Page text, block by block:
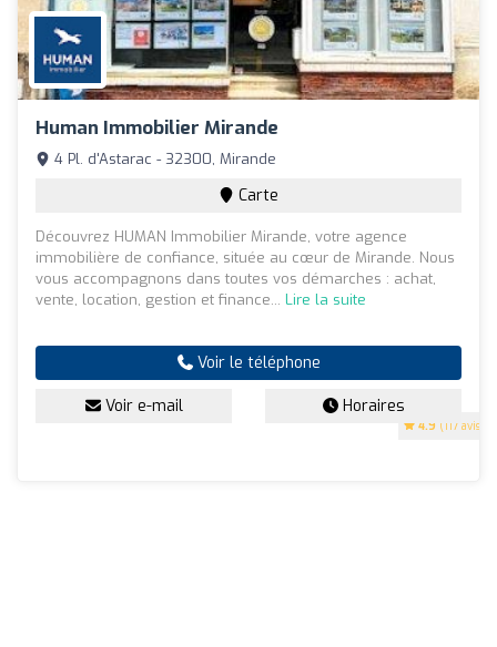
Human Immobilier Mirande
4.9 (117 avis)
4 Pl. d'Astarac - 32300, Mirande
Carte
Découvrez HUMAN Immobilier Mirande, votre agence
immobilière de confiance, située au cœur de Mirande. Nous
vous accompagnons dans toutes vos démarches : achat,
vente, location, gestion et finance... Lire la suite
Voir le téléphone
Voir e-mail Horaires